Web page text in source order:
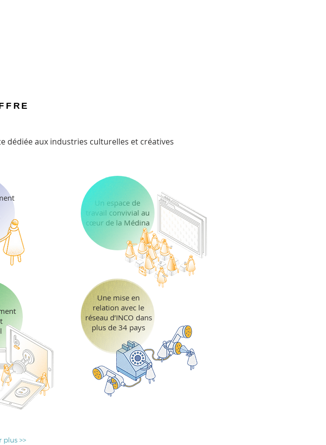
dédiée aux industries culturelles et créatives
Un espace de
travail convivial au
cœur de la Médina
Une mise en
relation avec le
réseau d’INCO dans
plus de 34 pays
plus >>